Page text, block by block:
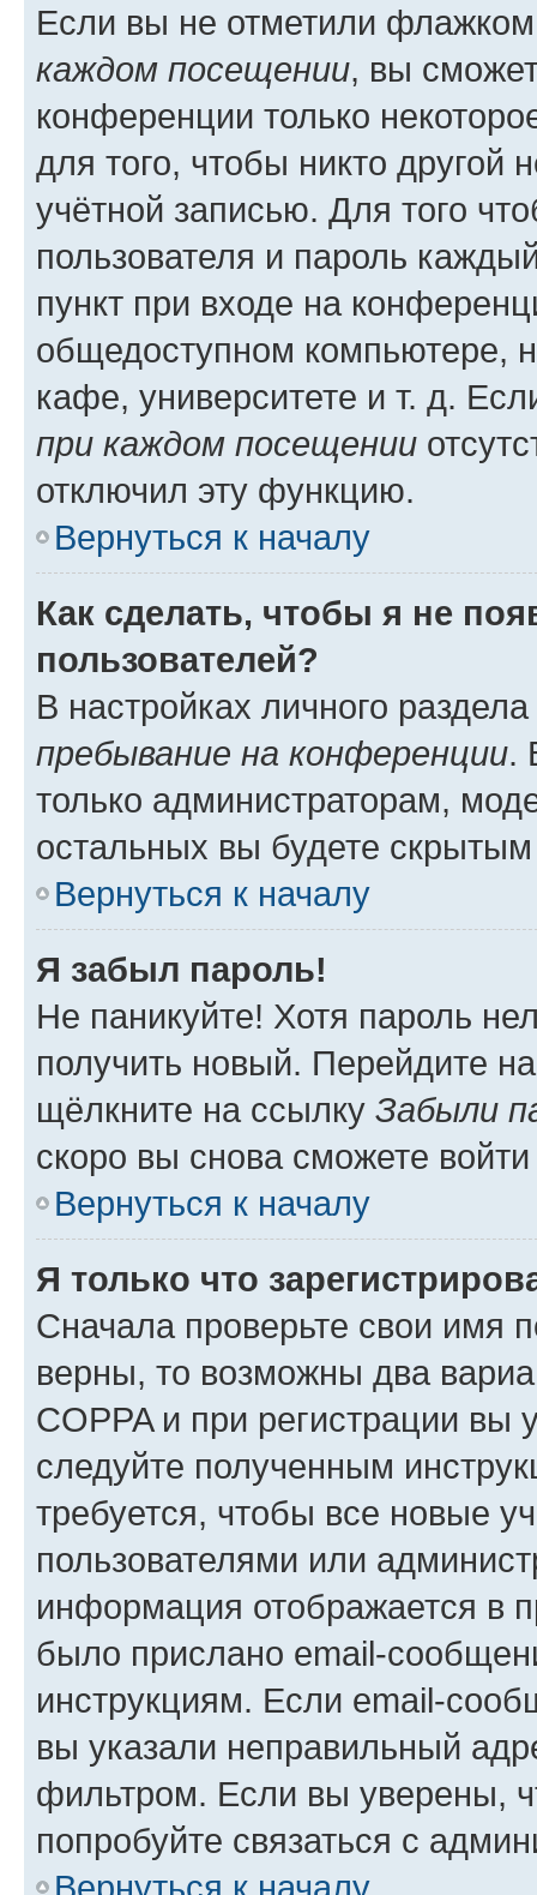
Если вы не отметили
каждом посещении, вы
конференции только
для того, чтобы никто другой
учётной записью. Для того
пользователя и пароль
пункт при входе на
общедоступном компьютере,
кафе, университете и т. д.
при каждом посещении
отключил эту функцию.
Вернуться к началу
Как сделать, чтобы я не
пользователей?
В настройках личного
пребывание на конференции.
только администраторам,
остальных вы будете
Вернуться к началу
Я забыл пароль!
Не паникуйте! Хотя пароль
получить новый. Перейдите
щёлкните на ссылку Забыли
скоро вы снова сможете
Вернуться к началу
Я только что
Сначала проверьте свои имя
верны, то возможны два
COPPA и при регистрации вы
следуйте полученным
требуется, чтобы все новые
пользователями или
информация отображается в
было прислано email-
инструкциям. Если email-
вы указали неправильный
фильтром. Если вы уверены,
попробуйте связаться с
Вернуться к началу